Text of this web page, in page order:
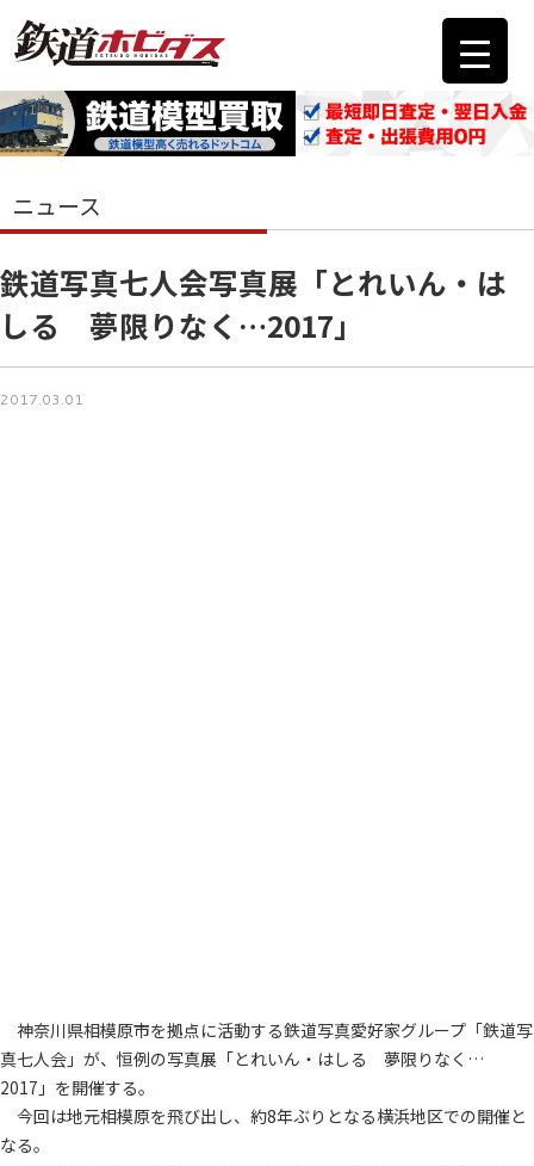
ニュース
鉄道写真七人会写真展「とれいん・は
しる 夢限りなく…2017」
2017.03.01
神奈川県相模原市を拠点に活動する鉄道写真愛好家グループ「鉄道写
真七人会」が、恒例の写真展「とれいん・はしる 夢限りなく…
2017」を開催する。
今回は地元相模原を飛び出し、約8年ぶりとなる横浜地区での開催と
なる。